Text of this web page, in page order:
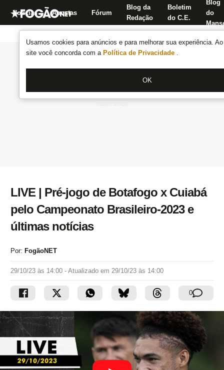
Usamos cookies para anúncios e para melhorar sua experiência.
site você concorda com a Política de Privacidade .
OK
Notícias Apostas Fórum
Blog da
Redação
Boletim
do C.E.
Blog
do
LIVE | Pré-jogo de Botafogo x Cuiabá
pelo Campeonato Brasileiro-2023 e
últimas notícias
Por: FogãoNET
29/10/23 às 14:00 - Atualizado em 29/10/23 às 14:00
0